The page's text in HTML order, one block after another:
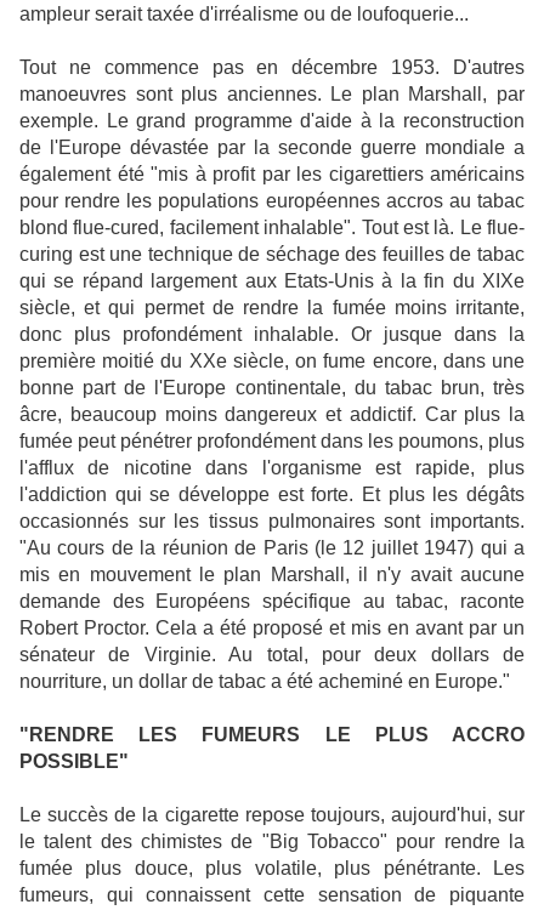
ampleur serait taxée d'irréalisme ou de loufoquerie...
Tout ne commence pas en décembre 1953. D'autres
manoeuvres sont plus anciennes. Le plan Marshall, par
exemple. Le grand programme d'aide à la reconstruction
de l'Europe dévastée par la seconde guerre mondiale a
également été "mis à profit par les cigarettiers américains
pour rendre les populations européennes accros au tabac
blond flue-cured, facilement inhalable". Tout est là. Le flue-
curing est une technique de séchage des feuilles de tabac
qui se répand largement aux Etats-Unis à la fin du XIXe
siècle, et qui permet de rendre
la fumée moins irritante,
donc plus profondément inhalable. Or jusque dans la
première moitié du XXe siècle, on fume encore, dans une
bonne part de l'Europe continentale, du tabac brun, très
âcre, beaucoup moins dangereux et addictif. Car plus la
fumée peut pénétrer profondément dans les poumons, plus
l'afflux de nicotine dans l'organisme est rapide, plus
l'addiction qui se développe est forte. Et plus les dégâts
occasionnés sur les tissus pulmonaires sont importants.
"Au cours de la réunion de Paris (le 12 juillet 1947) qui a
mis en mouvement le plan Marshall, il n'y avait aucune
demande des Européens spécifique au tabac, raconte
Robert Proctor. Cela a été proposé et mis en avant par un
sénateur de Virginie. Au total, pour deux dollars de
nourriture, un dollar de tabac a été acheminé en Europe."
"RENDRE LES FUMEURS LE PLUS ACCRO
POSSIBLE"
Le succès de la cigarette repose toujours, aujourd'hui, sur
le talent des chimistes de "Big Tobacco" pour rendre
la
fumée plus douce, plus volatile, plus pénétrante. Les
fumeurs, qui connaissent cette sensation de piquante